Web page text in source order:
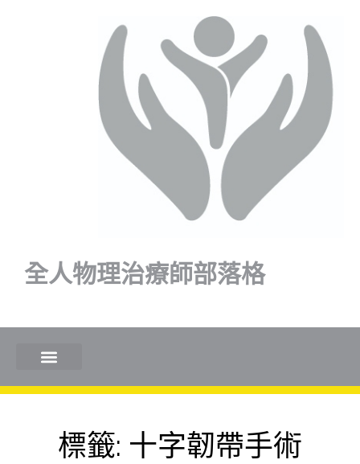
全人物理治療師部落格
標籤: 十字韌帶手術